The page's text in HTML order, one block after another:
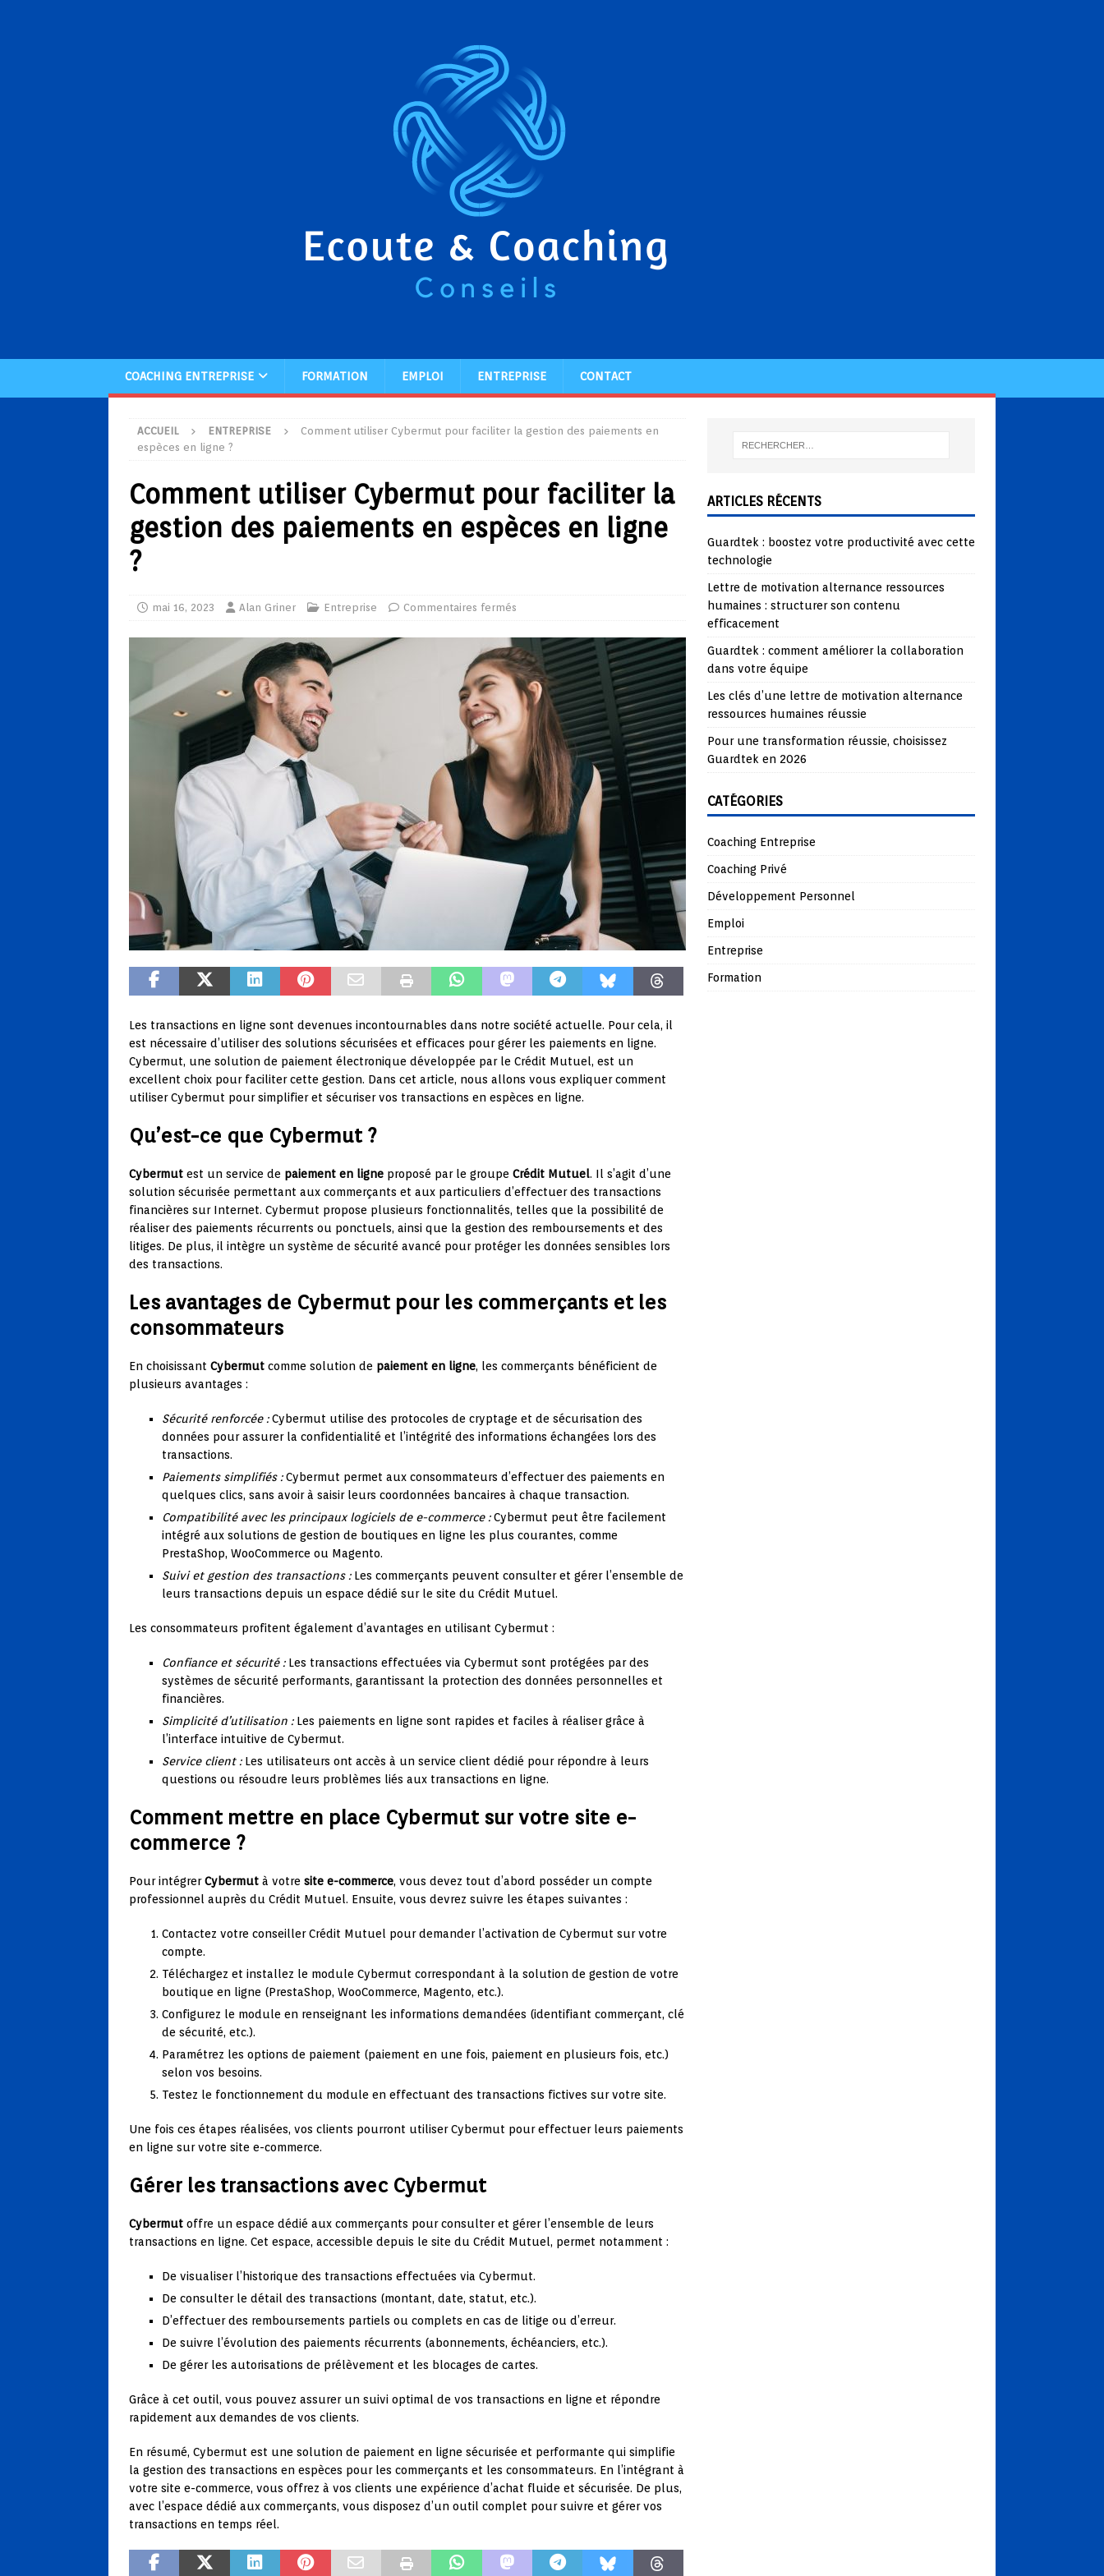
COACHING ENTREPRISE FORMATION EMPLOI ENTREPRISE CONTACT
ACCUEIL ENTREPRISE
Comment utiliser Cybermut pour faciliter la gestion des paiements en
espèces en ligne ?
Comment utiliser Cybermut pour faciliter la
gestion des paiements en espèces en ligne
?
mai 16, 2023 Alan Griner Entreprise Commentaires fermés
Les transactions en ligne sont devenues incontournables dans notre société actuelle. Pour cela, il
est nécessaire d’utiliser des solutions sécurisées et efficaces pour gérer les paiements en ligne.
Cybermut, une solution de paiement électronique développée par le Crédit Mutuel, est un
excellent choix pour faciliter cette gestion. Dans cet article, nous allons vous expliquer comment
utiliser Cybermut pour simplifier et sécuriser vos transactions en espèces en ligne.
Qu’est-ce que Cybermut ?
Cybermut est un service de paiement en ligne proposé par le groupe Crédit Mutuel. Il s’agit d’une
solution sécurisée permettant aux commerçants et aux particuliers d’effectuer des transactions
financières sur Internet. Cybermut propose plusieurs fonctionnalités, telles que la possibilité de
réaliser des paiements récurrents ou ponctuels, ainsi que la gestion des remboursements et des
litiges. De plus, il intègre un système de sécurité avancé pour protéger les données sensibles lors
des transactions.
Les avantages de Cybermut pour les commerçants et les
consommateurs
En choisissant Cybermut comme solution de paiement en ligne, les commerçants bénéficient de
plusieurs avantages :
Sécurité renforcée :Cybermut utilise des protocoles de cryptage et de sécurisation des
données pour assurer la confidentialité et l’intégrité des informations échangées lors des
transactions.
Paiements simplifiés :Cybermut permet aux consommateurs d’effectuer des paiements en
quelques clics, sans avoir à saisir leurs coordonnées bancaires à chaque transaction.
Compatibilité avec les principaux logiciels de e-commerce :Cybermut peut être facilement
intégré aux solutions de gestion de boutiques en ligne les plus courantes, comme
PrestaShop, WooCommerce ou Magento.
Suivi et gestion des transactions :Les commerçants peuvent consulter et gérer l’ensemble de
leurs transactions depuis un espace dédié sur le site du Crédit Mutuel.
Les consommateurs profitent également d’avantages en utilisant Cybermut :
Confiance et sécurité :Les transactions effectuées via Cybermut sont protégées par des
systèmes de sécurité performants, garantissant la protection des données personnelles et
financières.
Simplicité d’utilisation :Les paiements en ligne sont rapides et faciles à réaliser grâce à
l’interface intuitive de Cybermut.
Service client :Les utilisateurs ont accès à un service client dédié pour répondre à leurs
questions ou résoudre leurs problèmes liés aux transactions en ligne.
Comment mettre en place Cybermut sur votre site e-
commerce ?
Pour intégrerCybermut à votre site e-commerce, vous devez tout d’abord posséder un compte
professionnel auprès du Crédit Mutuel. Ensuite, vous devrez suivre les étapes suivantes :
Contactez votre conseiller Crédit Mutuel pour demander l’activation de Cybermut sur votre
compte.
Téléchargez et installez le module Cybermut correspondant à la solution de gestion de votre
boutique en ligne (PrestaShop, WooCommerce, Magento, etc.).
Configurez le module en renseignant les informations demandées (identifiant commerçant, clé
de sécurité, etc.).
Paramétrez les options de paiement (paiement en une fois, paiement en plusieurs fois, etc.)
selon vos besoins.
Testez le fonctionnement du module en effectuant des transactions fictives sur votre site.
Une fois ces étapes réalisées, vos clients pourront utiliser Cybermut pour effectuer leurs paiements
en ligne sur votre site e-commerce.
Gérer les transactions avec Cybermut
Cybermut offre un espace dédié aux commerçants pour consulter et gérer l’ensemble de leurs
transactions en ligne. Cet espace, accessible depuis le site du Crédit Mutuel, permet notamment :
De visualiser l’historique des transactions effectuées via Cybermut.
De consulter le détail des transactions (montant, date, statut, etc.).
D’effectuer des remboursements partiels ou complets en cas de litige ou d’erreur.
De suivre l’évolution des paiements récurrents (abonnements, échéanciers, etc.).
De gérer les autorisations de prélèvement et les blocages de cartes.
Grâce à cet outil, vous pouvez assurer un suivi optimal de vos transactions en ligne et répondre
rapidement aux demandes de vos clients.
En résumé, Cybermut est une solution de paiement en ligne sécurisée et performante qui simplifie
la gestion des transactions en espèces pour les commerçants et les consommateurs. En l’intégrant à
votre site e-commerce, vous offrez à vos clients une expérience d’achat fluide et sécurisée. De plus,
avec l’espace dédié aux commerçants, vous disposez d’un outil complet pour suivre et gérer vos
transactions en temps réel.
ARTICLES RÉCENTS
Guardtek : boostez votre productivité avec cette
technologie
Lettre de motivation alternance ressources
humaines : structurer son contenu
efficacement
Guardtek : comment améliorer la collaboration
dans votre équipe
Les clés d’une lettre de motivation alternance
ressources humaines réussie
Pour une transformation réussie, choisissez
Guardtek en 2026
CATÉGORIES
Coaching Entreprise
Coaching Privé
Développement Personnel
Emploi
Entreprise
Formation